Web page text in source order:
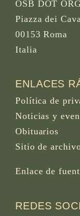
OSB DOT
Piazza dei
00153 Roma
Italia
ENLACES
Política de
Noticias y
Obituarios
Sitio de
Enlace de
REDES